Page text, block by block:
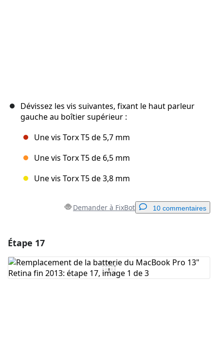
Dévissez les vis suivantes, fixant le haut parleur
gauche au boîtier supérieur :
Une vis Torx T5 de 5,7 mm
Une vis Torx T5 de 6,5 mm
Une vis Torx T5 de 3,8 mm
Demander à FixBot 10 commentaires
Ajouter un commentaire
Étape 17